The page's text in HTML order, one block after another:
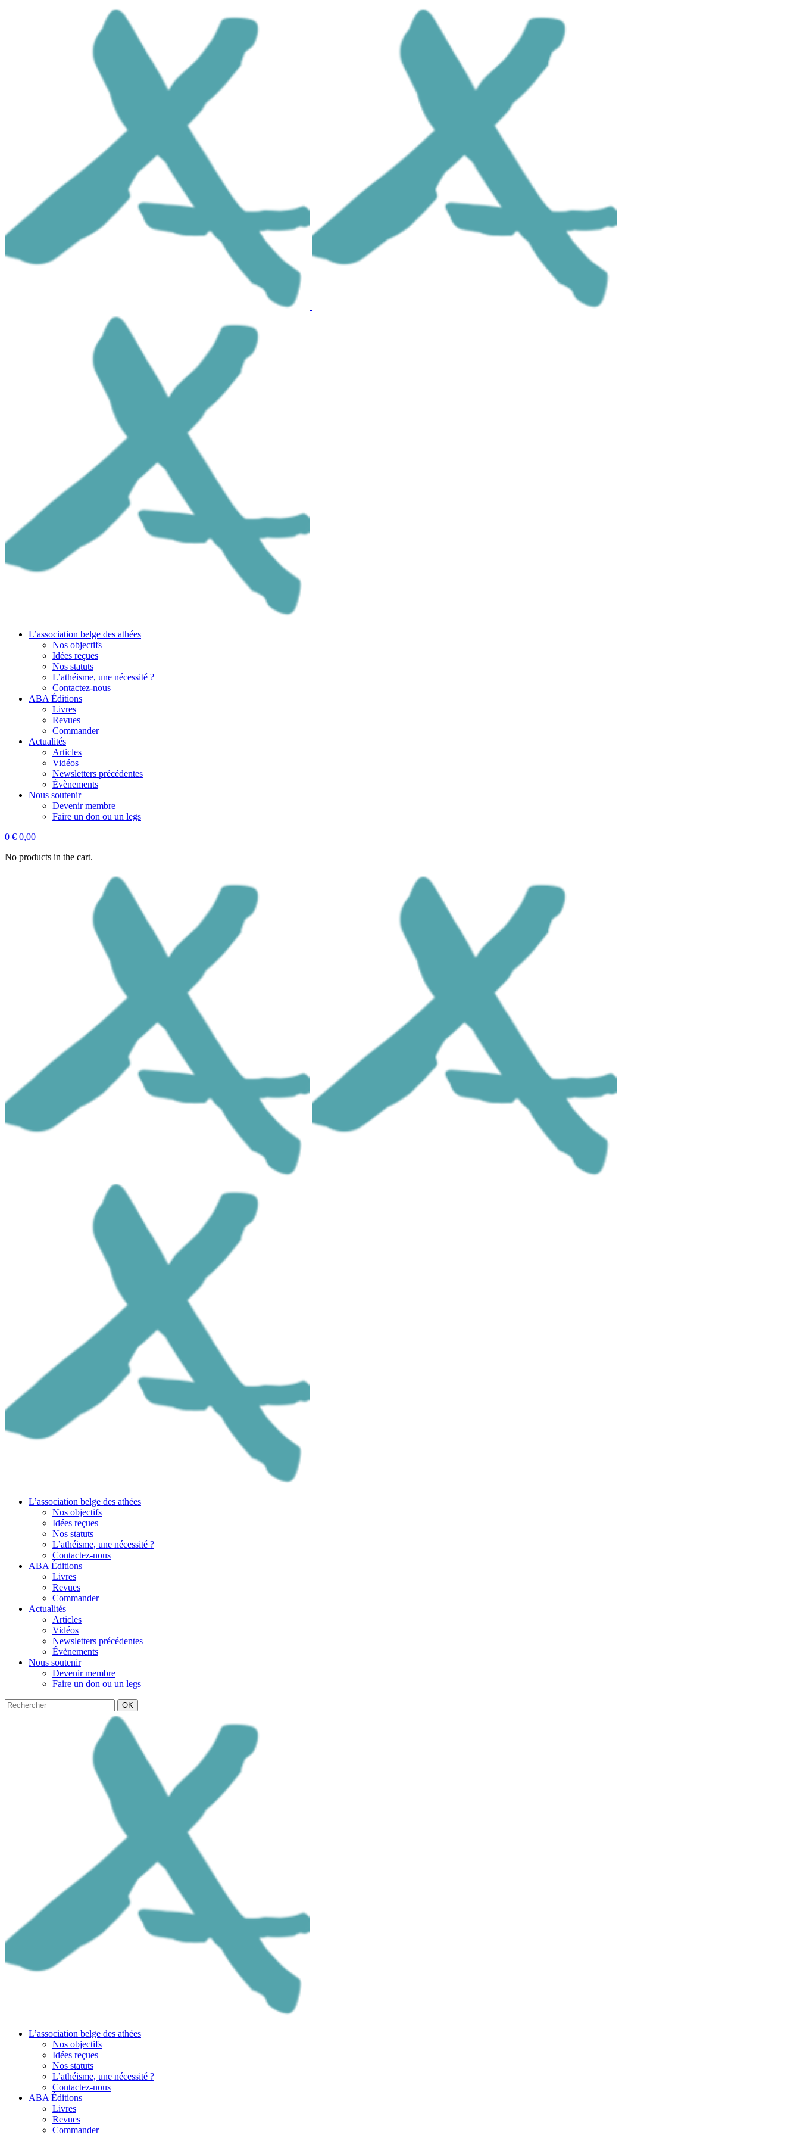
L’association belge des athées
Nos objectifs
Idées reçues
Nos statuts
L’athéisme, une nécessité ?
Contactez-nous
ABA Éditions
Livres
Revues
Commander
Actualités
Articles
Vidéos
Newsletters précédentes
Évènements
Nous soutenir
Devenir membre
Faire un don ou un legs
0 € 0,00
No products in the cart.
L’association belge des athées
Nos objectifs
Idées reçues
Nos statuts
L’athéisme, une nécessité ?
Contactez-nous
ABA Éditions
Livres
Revues
Commander
Actualités
Articles
Vidéos
Newsletters précédentes
Évènements
Nous soutenir
Devenir membre
Faire un don ou un legs
OK
L’association belge des athées
Nos objectifs
Idées reçues
Nos statuts
L’athéisme, une nécessité ?
Contactez-nous
ABA Éditions
Livres
Revues
Commander